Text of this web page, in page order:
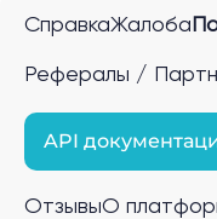
СправкаЖалоба
Рефералы /
API
ОтзывыО